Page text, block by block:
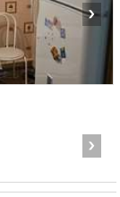
›
›